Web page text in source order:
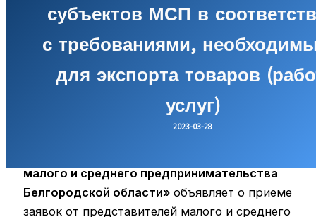
субъектов МСП в
с требованиями,
для экспорта товаров
услуг)
2023-03-28
малого и среднего предпринимательства
Белгородской области» объявляет о приеме
заявок от представителей малого и среднего